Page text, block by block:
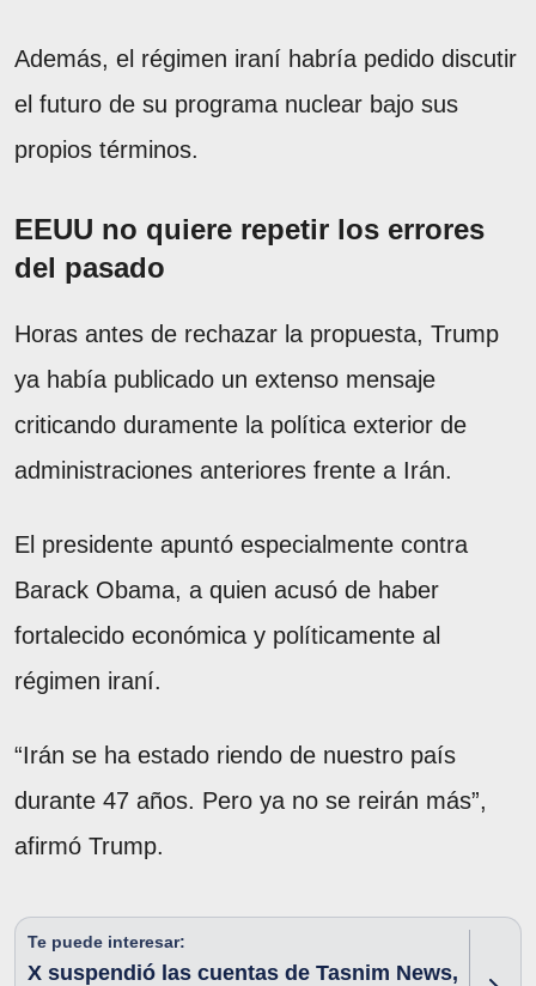
Además, el régimen iraní habría pedido discutir
el futuro de su programa nuclear bajo sus
propios términos.
EEUU no quiere repetir los errores
del pasado
Horas antes de rechazar la propuesta, Trump
ya había publicado un extenso mensaje
criticando duramente la política exterior de
administraciones anteriores frente a Irán.
El presidente apuntó especialmente contra
Barack Obama, a quien acusó de haber
fortalecido económica y políticamente al
régimen iraní.
“Irán se ha estado riendo de nuestro país
durante 47 años. Pero ya no se reirán más”,
afirmó Trump.
Te puede interesar:
X suspendió las cuentas de Tasnim News,